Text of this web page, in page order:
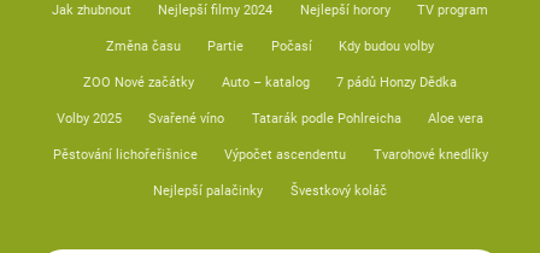
Jak zhubnout Nejlepší filmy 2024 Nejlepší horory TV program
Změna času Partie Počasí Kdy budou volby
ZOO Nové začátky Auto – katalog 7 pádů Honzy Dědka
Volby 2025 Svařené víno Tatarák podle Pohlreicha Aloe vera
Pěstování lichořeřišnice Výpočet ascendentu Tvarohové knedlíky
Nejlepší palačinky Švestkový koláč